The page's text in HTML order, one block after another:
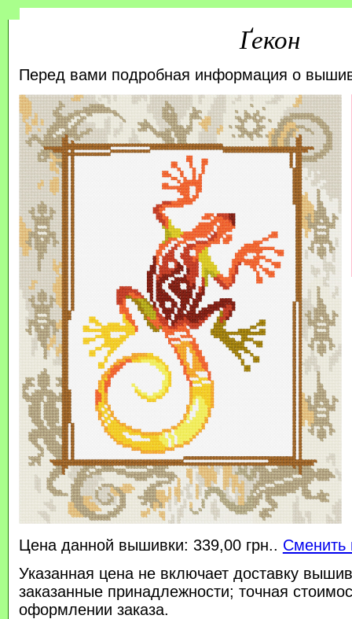
Ґекон
Перед вами подробная информация о
Цена данной вышивки: 339,00 грн.. Сменить
Указанная цена не включает доставку
заказанные принадлежности; точная
оформлении заказа.